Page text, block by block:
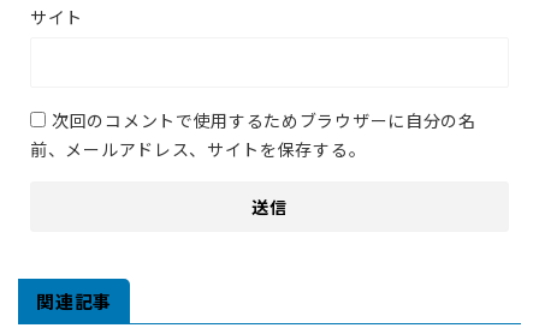
サイト
次回のコメントで使用するためブラウザーに自分の名
前、メールアドレス、サイトを保存する。
関連記事